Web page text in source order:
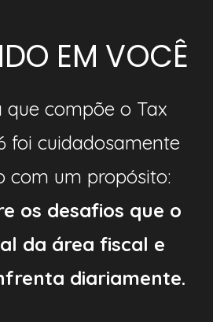
EM VOCÊ
que compõe o Tax
foi cuidadosamente
com um propósito:
os desafios que o
da área fiscal e
diariamente.